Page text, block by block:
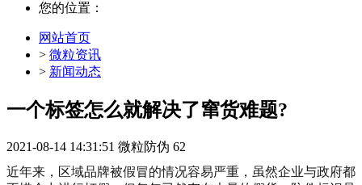
您的位置：
网站首页
> 微粒资讯
> 新闻动态
一个标签怎么就解决了窜货难题?
2021-08-14 14:31:51 微粒防伪 62
近年来，区域品牌被假冒的情况容易严重，虽然企业与政府都